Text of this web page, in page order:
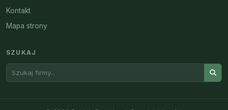
Kontakt
Mapa strony
SZUKAJ